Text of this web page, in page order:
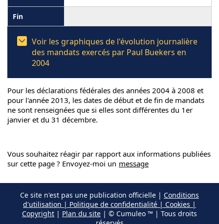
Voir les graphiques de l'évolution journalière
des mandats exercés par Paul Buekers en
2004
Pour les déclarations fédérales des années 2004 à 2008 et
pour l'année 2013, les dates de début et de fin de mandats
ne sont renseignées que si elles sont différentes du 1er
janvier et du 31 décembre.
Vous souhaitez réagir par rapport aux informations publiées
sur cette page ? Envoyez-moi un message
Ce site n'est pas une publication officielle | Conditions
d'utilisation | Politique de confidentialité | Cookies |
Copyright | Plan du site | © Cumuleo ™ | Tous droits